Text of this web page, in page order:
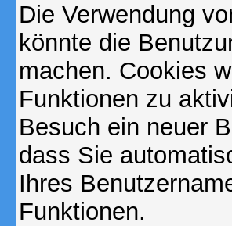
Die Verwendung
könnte die
machen. Cookies
Funktionen zu
Besuch ein neuer
dass Sie
Ihres
Funktionen.